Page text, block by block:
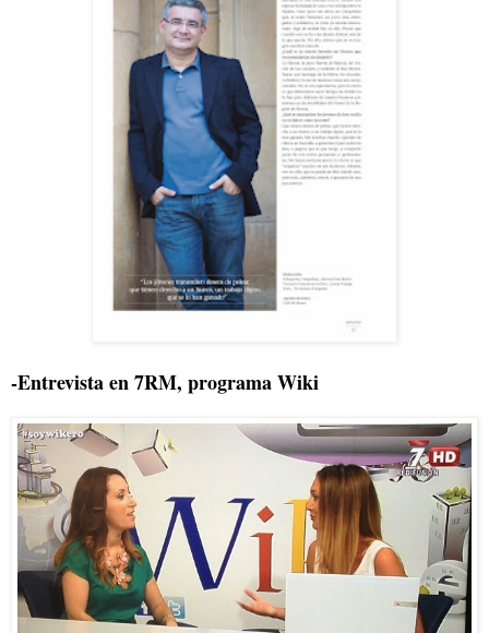
-Entrevista en 7RM, programa Wiki